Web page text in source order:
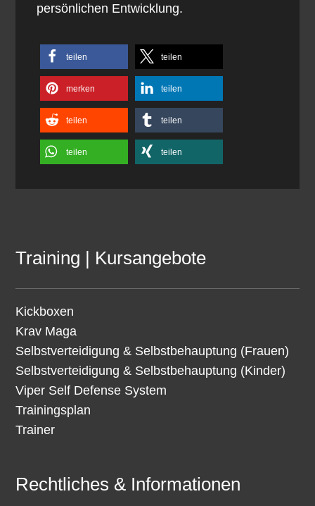
persönlichen Entwicklung.
teilen teilen
merken teilen
teilen teilen
teilen teilen
Training | Kursangebote
Kickboxen
Krav Maga
Selbstverteidigung & Selbstbehauptung (Frauen)
Selbstverteidigung & Selbstbehauptung (Kinder)
Viper Self Defense System
Trainingsplan
Trainer
Rechtliches & Informationen